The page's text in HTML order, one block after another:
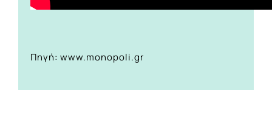
Πηγή: www.monopoli.gr